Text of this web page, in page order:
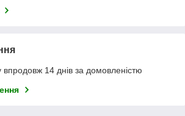
14 днів за домовленістю